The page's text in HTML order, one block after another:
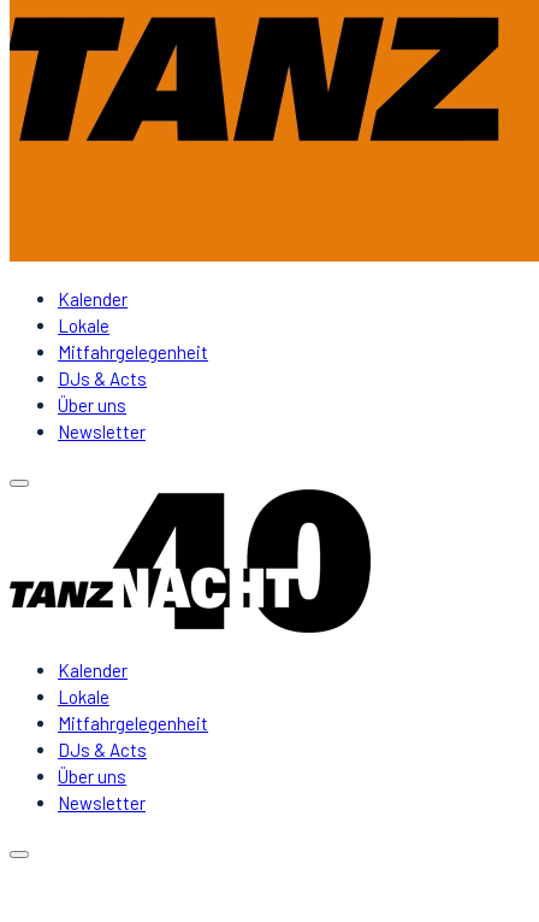
Kalender
Lokale
Mitfahrgelegenheit
DJs & Acts
Über uns
Newsletter
Kalender
Lokale
Mitfahrgelegenheit
DJs & Acts
Über uns
Newsletter